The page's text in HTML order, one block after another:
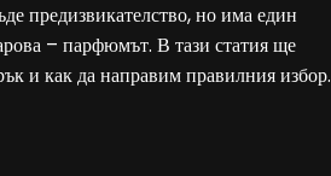
предизвикателство, но има един
– парфюмът. В тази статия ще
и как да направим правилния избор.